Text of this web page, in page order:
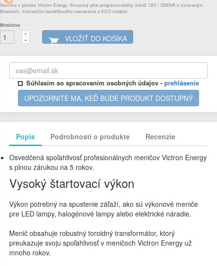
Novinka v ponuke Victron Energy. Sínusový plne programovateľný menič 12V / 3000VA s vstavaným
Bluetooth, možnosťou bezdrôtového nastavenia a ECO módom
Množstvo
 VLOŽIŤ DO KOŠÍKA
Súhlasím so spracovaním osobných údajov - prehlásenie
UPOZORNITE MA, KEĎ BUDE PRODUKT DOSTUPNÝ
Popis Podrobnosti o produkte Recenzie
Osvedčená spoľahlivosť profesionálnych meničov Victron Energy
s plnou zárukou na 5 rokov.
Vysoký štartovací výkon
Výkon potrebný na spustenie záťaží, ako sú výkonové meniče
pre LED lampy, halogénové lampy alebo elektrické náradie.
Menič obsahuje robustný toroidný transformátor, ktorý
preukazuje svoju spoľahlivosť v meničoch Victron Energy už
mnoho rokov.